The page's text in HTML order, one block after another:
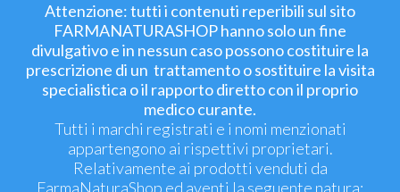
Attenzione: tutti i contenuti reperibili sul sito
FARMANATURASHOP hanno solo un fine
divulgativo e in nessun caso possono costituire la
prescrizione di un trattamento o sostituire la visita
specialistica o il rapporto diretto con il proprio
medico curante.
Tutti i marchi registrati e i nomi menzionati
appartengono ai rispettivi proprietari.
Relativamente ai prodotti venduti da
FarmaNaturaShop ed aventi la seguente natura: